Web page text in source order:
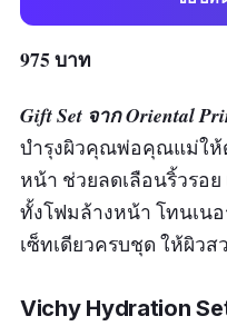
975 บาท
Gift Set จาก Oriental
บำรุงผิวคุณพ่อคุณแม่ให้
หน้า ช่วยลดเลือนริ้วรอย
ทั้งโฟมล้างหน้า โทนเน
เซ็ทเดียวครบชุด ให้ผิว
Vichy Hydration